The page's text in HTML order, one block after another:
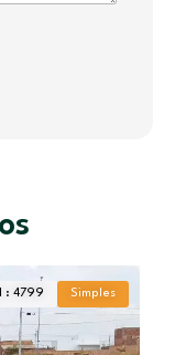
: 4799 Simples